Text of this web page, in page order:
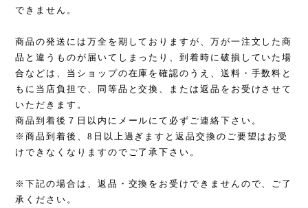
できません。
商品の発送には万全を期しておりますが、万が一注文した商
品と違うものが届いてしまったり、到着時に破損していた場
合などは、当ショップの在庫を確認のうえ、送料・手数料と
もに当店負担で、同等品と交換、または返品をお受けさせて
いただきます。
商品到着後７日以内にメールにて必ずご連絡下さい。
※商品到着後、8日以上過ぎますと返品交換のご要望はお受
けできなくなりますのでご了承下さい。
※下記の場合は、返品・交換をお受けできませんので、ご了
承ください。